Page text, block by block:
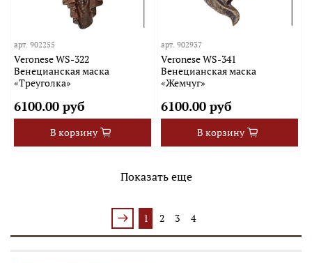
арт.902255
Veronese WS-322
Венецианская маска
«Треуголка»
6100.00 руб
В корзину
арт. 902937
Veronese WS-341
Венецианская маска
«Жемчуг»
6100.00 руб
В корзину
Показать еще
1 2 3 4